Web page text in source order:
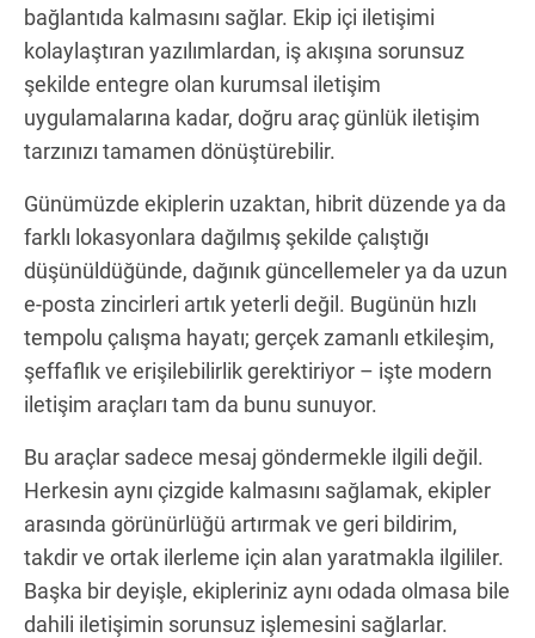
bağlantıda kalmasını sağlar. Ekip içi iletişimi
kolaylaştıran yazılımlardan, iş akışına sorunsuz
şekilde entegre olan kurumsal iletişim
uygulamalarına kadar, doğru araç günlük iletişim
tarzınızı tamamen dönüştürebilir.
Günümüzde ekiplerin uzaktan, hibrit düzende ya da
farklı lokasyonlara dağılmış şekilde çalıştığı
düşünüldüğünde, dağınık güncellemeler ya da uzun
e-posta zincirleri artık yeterli değil. Bugünün hızlı
tempolu çalışma hayatı; gerçek zamanlı etkileşim,
şeffaflık ve erişilebilirlik gerektiriyor – işte modern
iletişim araçları tam da bunu sunuyor.
Bu araçlar sadece mesaj göndermekle ilgili değil.
Herkesin aynı çizgide kalmasını sağlamak, ekipler
arasında görünürlüğü artırmak ve geri bildirim,
takdir ve ortak ilerleme için alan yaratmakla ilgililer.
Başka bir deyişle, ekipleriniz aynı odada olmasa bile
dahili iletişimin sorunsuz işlemesini sağlarlar.